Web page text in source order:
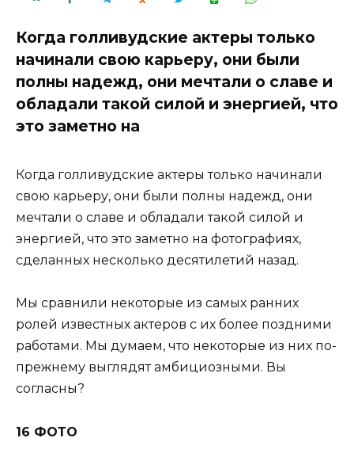
Когда голливудские актеры только
начинали свою карьеру, они были
полны надежд, они мечтали о славе и
обладали такой силой и энергией, что
это заметно на
Когда голливудские актеры только начинали
свою карьеру, они были полны надежд, они
мечтали о славе и обладали такой силой и
энергией, что это заметно на фотографиях,
сделанных несколько десятилетий назад.
Мы сравнили некоторые из самых ранних
ролей известных актеров с их более поздними
работами. Мы думаем, что некоторые из них по-
прежнему выглядят амбициозными. Вы
согласны?
16 ФОТО